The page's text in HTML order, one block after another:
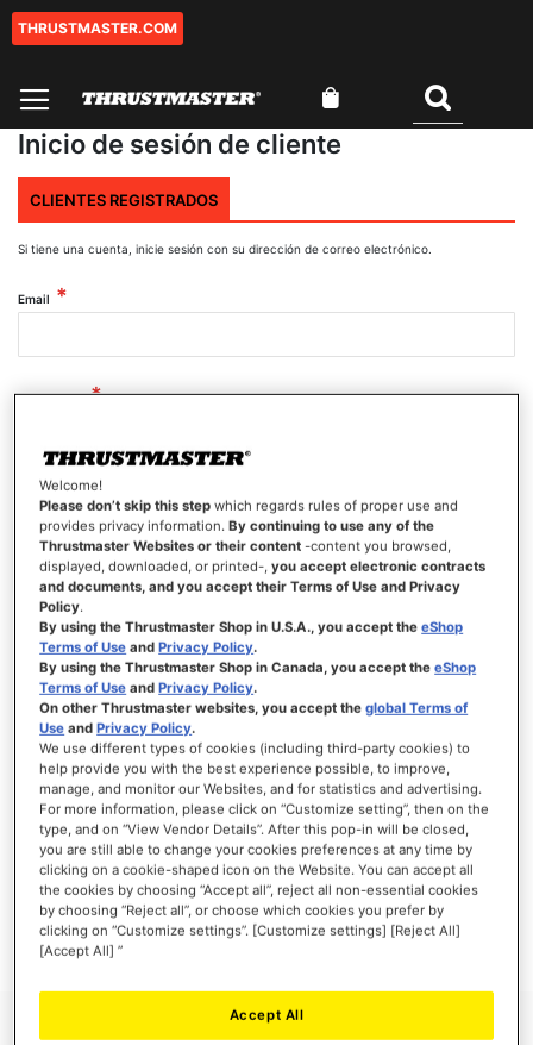
THRUSTMASTER.COM
Inicio de sesión de cliente
CLIENTES REGISTRADOS
Si tiene una cuenta, inicie sesión con su dirección de correo electrónico.
Email
Contraseña
Mostrar contraseña
INICIAR SESIÓN
¿Olvidó su contraseña?
NUEVOS CLIENTES
Crear una cuenta tiene muchos beneficios: Pago más rápido, guardar más de una
dirección, seguimiento de pedidos y mucho más.
CREAR UNA CUENTA
Welcome!
Please don’t skip this step which regards rules of proper use and
provides privacy information.By continuing to use any of the
Thrustmaster Websites or their content -content you browsed,
displayed, downloaded, or printed-,you accept electronic contracts
and documents, and you accept their Terms of Use and Privacy
Policy.
By using the Thrustmaster Shop in U.S.A., you accept theeShop
Terms of Use andPrivacy Policy.
By using the Thrustmaster Shop in Canada, you accept theeShop
Terms of Use andPrivacy Policy.
On other Thrustmaster websites, you accept theglobal Terms of
Use andPrivacy Policy.
We use different types of cookies (including third-party cookies) to
help provide you with the best experience possible, to improve,
manage, and monitor our Websites, and for statistics and advertising.
For more information, please click on “Customize setting”, then on the
type, and on “View Vendor Details”. After this pop-in will be closed,
you are still able to change your cookies preferences at any time by
clicking on a cookie-shaped icon on the Website. You can accept all
the cookies by choosing “Accept all”, reject all non-essential cookies
by choosing “Reject all”, or choose which cookies you prefer by
clicking on “Customize settings”. [Customize settings] [Reject All]
[Accept All] ”
Accept All